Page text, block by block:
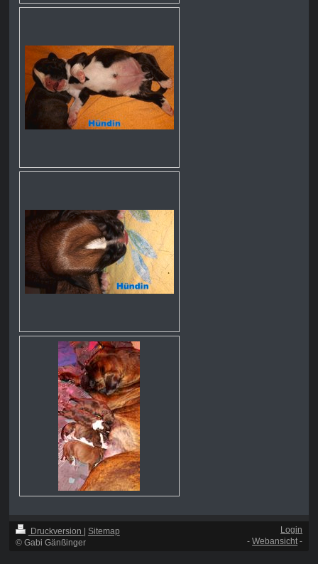
Druckversion
Sitemap
© Gabi Gänßinger
Login
-Webansicht-